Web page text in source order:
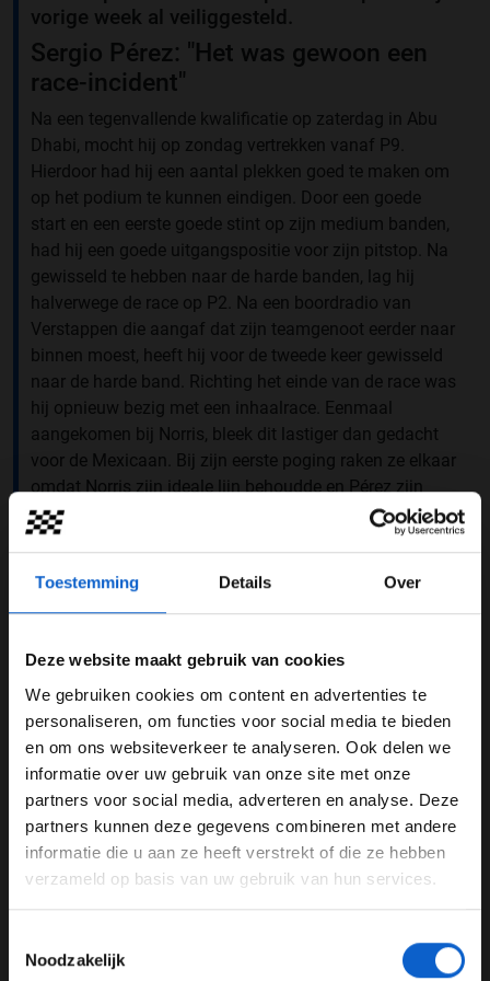
Toestemming Details Over
Deze website maakt gebruik van cookies
We gebruiken cookies om content en advertenties te
personaliseren, om functies voor social media te bieden
en om ons websiteverkeer te analyseren. Ook delen we
informatie over uw gebruik van onze site met onze
partners voor social media, adverteren en analyse. Deze
partners kunnen deze gegevens combineren met andere
informatie die u aan ze heeft verstrekt of die ze hebben
verzameld op basis van uw gebruik van hun services.
Noodzakelijk
vorige week al veiliggesteld.
Sergio Pérez: "Het was gewoon een
race-incident"
Na een tegenvallende kwalificatie op zaterdag in Abu
Dhabi, mocht hij op zondag vertrekken vanaf P9.
Hierdoor had hij een aantal plekken goed te maken om
op het podium te kunnen eindigen. Door een goede
start en een eerste goede stint op zijn medium banden,
had hij een goede uitgangspositie voor zijn pitstop. Na
gewisseld te hebben naar de harde banden, lag hij
halverwege de race op P2. Na een boordradio van
Verstappen die aangaf dat zijn teamgenoot eerder naar
binnen moest, heeft hij voor de tweede keer gewisseld
naar de harde band. Richting het einde van de race was
hij opnieuw bezig met een inhaalrace. Eenmaal
aangekomen bij Norris, bleek dit lastiger dan gedacht
voor de Mexicaan. Bij zijn eerste poging raken ze elkaar
omdat Norris zijn ideale lijn behoudde en Pérez zijn
auto blokkeerde. Uiteindelijk heeft Pérez hier een vijf-
seconden penalty aan overgehouden, waardoor hij net
wanneer je iemand wil inhalen, je later remt dan
eigenlijk mogelijk is. Naar mijn mening was het gewoon
WELKOM BIJ GRAND PRIX RADIO
Ben je 24 jaar of ouder?
Pas je advertentie instellingen aan en klik hieronder om
door te gaan naar de website!
Advertentie instellingen
Toon alle kansspelenadvertenties (24+)